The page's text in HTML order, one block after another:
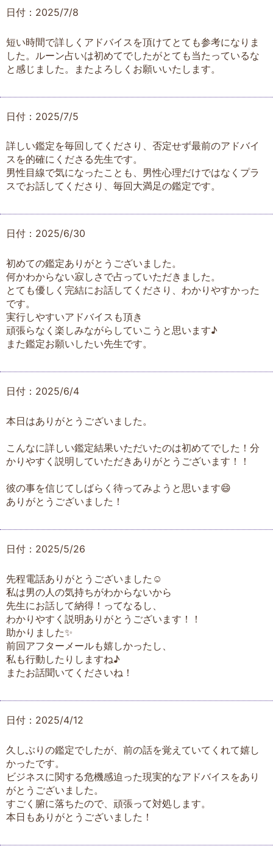
日付：2025/7/8
短い時間で詳しくアドバイスを頂けてとても参考になりま
した。ルーン占いは初めてでしたがとても当たっているな
と感じました。またよろしくお願いいたします。
日付：2025/7/5
詳しい鑑定を毎回してくださり、否定せず最前のアドバイ
スを的確にくださる先生です。
男性目線で気になったことも、男性心理だけではなくプラ
スでお話してくださり、毎回大満足の鑑定です。
日付：2025/6/30
初めての鑑定ありがとうございました。
何かわからない寂しさで占っていただきました。
とても優しく完結にお話してくださり、わかりやすかった
です。
実行しやすいアドバイスも頂き
頑張らなく楽しみながらしていこうと思います♪
また鑑定お願いしたい先生です。
日付：2025/6/4
本日はありがとうございました。
こんなに詳しい鑑定結果いただいたのは初めてでした！分
かりやすく説明していただきありがとうございます！！
彼の事を信じてしばらく待ってみようと思います😄
ありがとうございました！
日付：2025/5/26
先程電話ありがとうございました☺️
私は男の人の気持ちがわからないから
先生にお話して納得！ってなるし、
わかりやすく説明ありがとうございます！！
助かりました✨
前回アフターメールも嬉しかったし、
私も行動したりしますね♪
またお話聞いてくださいね！
日付：2025/4/12
久しぶりの鑑定でしたが、前の話を覚えていてくれて嬉し
かったです。
ビジネスに関する危機感迫った現実的なアドバイスをあり
がとうございました。
すごく腑に落ちたので、頑張って対処します。
本日もありがとうございました！